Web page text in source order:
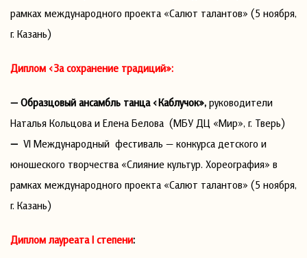
рамках международного проекта «Салют талантов» (5 ноября,
г. Казань)
Диплом «За сохранение традиций»:
— Образцовый ансамбль танца «Каблучок», руководители
Наталья Кольцова и Елена Белова (МБУ ДЦ «Мир», г. Тверь)
— VI Международный фестиваль — конкурса детского и
юношеского творчества «Слияние культур. Хореография» в
рамках международного проекта «Салют талантов» (5 ноября,
г. Казань)
Диплом лауреата I степени: